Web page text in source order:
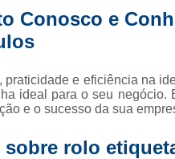
Conosco e
praticidade e eficiência na
ideal para o seu negócio.
e o sucesso da sua
sobre rolo